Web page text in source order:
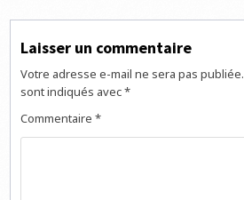
Laisser un commentaire
Votre adresse e-mail ne sera pas publiée.
sont indiqués avec*
Commentaire*